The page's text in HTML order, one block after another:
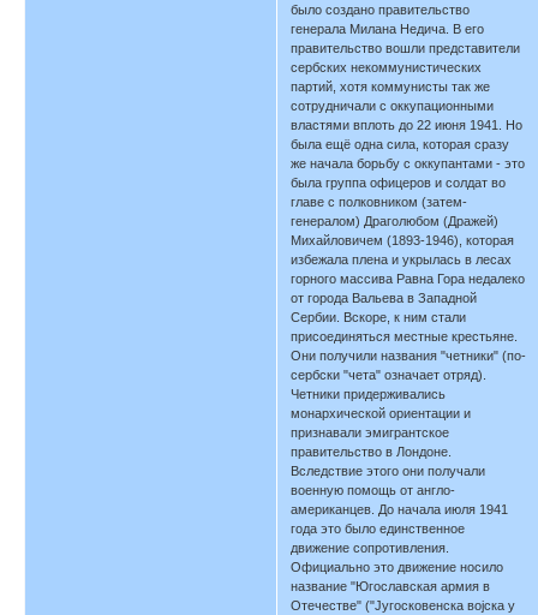
было создано правительство
генерала Милана Недича. В его
правительство вошли представители
сербских некоммунистических
партий, хотя коммунисты так же
сотрудничали с оккупационными
властями вплоть до 22 июня 1941. Но
была ещё одна сила, которая сразу
же начала борьбу с оккупантами - это
была группа офицеров и солдат во
главе с полковником (затем-
генералом) Драголюбом (Дражей)
Михайловичем (1893-1946), которая
избежала плена и укрылась в лесах
горного массива Равна Гора недалеко
от города Вальева в Западной
Сербии. Вскоре, к ним стали
присоединяться местные крестьяне.
Они получили названия "четники" (по-
сербски "чета" означает отряд).
Четники придерживались
монархической ориентации и
признавали эмигрантское
правительство в Лондоне.
Вследствие этого они получали
военную помощь от англо-
американцев. До начала июля 1941
года это было единственное
движение сопротивления.
Официально это движение носило
название "Югославская армия в
Отечестве" ("Југосковенска војска у